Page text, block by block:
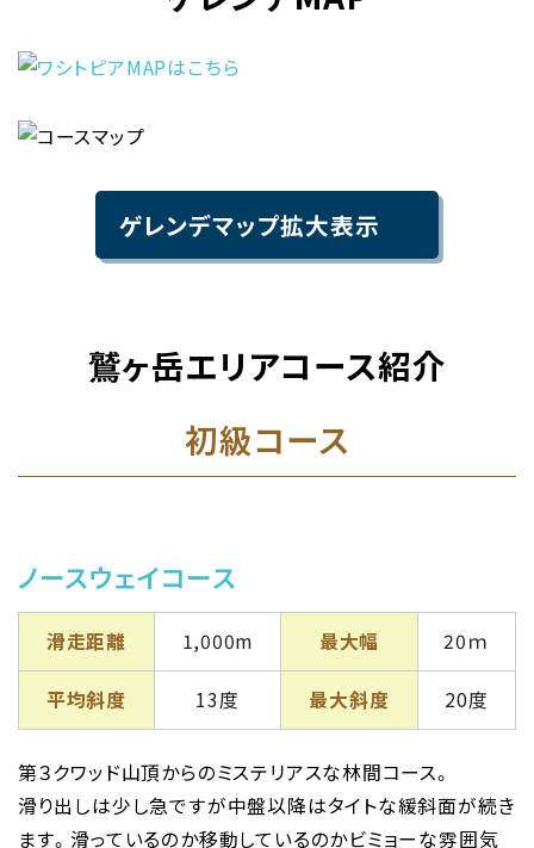
ゲレンデマップ拡大表示
鷲ヶ岳エリアコース紹介
初級コース
ノースウェイコース
滑走距離 1,000m 最大幅 20ｍ
平均斜度 13度 最大斜度 20度
第３クワッド山頂からのミステリアスな林間コース。
滑り出しは少し急ですが中盤以降はタイトな緩斜面が続き
ます。滑っているのか移動しているのかビミョーな雰囲気